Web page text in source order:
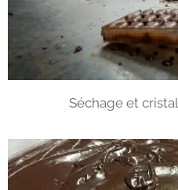
Séchage et